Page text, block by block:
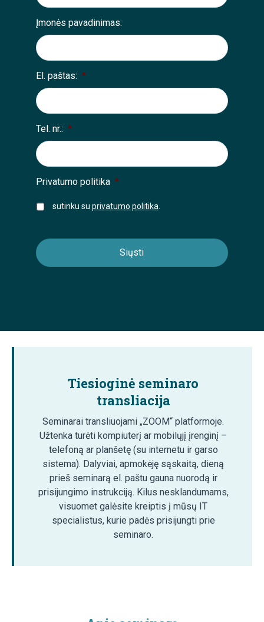
Įmonės pavadinimas:
El. paštas: *
Tel. nr.: *
Privatumo politika *
sutinku su privatumo politika
Tiesioginė seminaro
transliacija
Seminarai transliuojami „ZOOM“ platformoje.
Užtenka turėti kompiuterį ar mobilųjį įrenginį –
telefoną ar planšetę (su internetu ir garso
sistema). Dalyviai, apmokėję sąskaitą, dieną
prieš seminarą el. paštu gauna nuorodą ir
prisijungimo instrukciją. Kilus nesklandumams,
visuomet galėsite kreiptis į mūsų IT
specialistus, kurie padės prisijungti prie
seminaro.